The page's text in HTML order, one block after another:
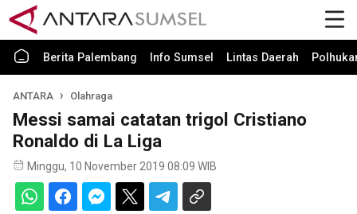
Berita Palembang Info Sumsel Lintas Daerah
ANTARA Olahraga
Messi samai catatan trigol Cristiano
Ronaldo di La Liga
Minggu, 10 November 2019 08:09 WIB